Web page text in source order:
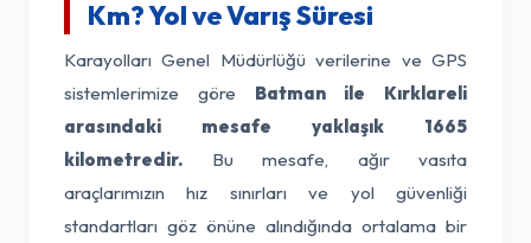
Km? Yol ve Varış Süresi
Karayolları Genel Müdürlüğü verilerine ve GPS
sistemlerimize göre Batman ile Kırklareli
arasındaki mesafe yaklaşık 1665
kilometredir. Bu mesafe, ağır vasıta
araçlarımızın hız sınırları ve yol güvenliği
standartları göz önüne alındığında ortalama bir